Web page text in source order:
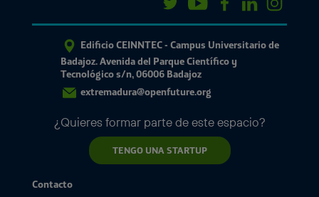
Edificio CEINNTEC - Campus Universitario de
Badajoz. Avenida del Parque Científico y
Tecnológico s/n, 06006 Badajoz
extremadura@openfuture.org
¿Quieres formar parte de este espacio?
TENGO UNA STARTUP
Contacto